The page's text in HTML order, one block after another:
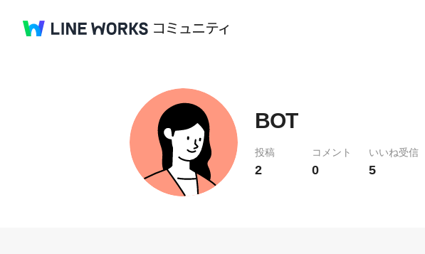
BOT
投稿
2
コメント
0
いいね受信
5